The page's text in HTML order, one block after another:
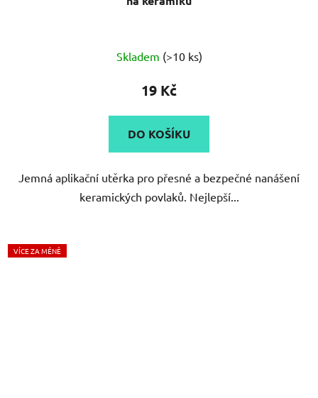
hodnocení
je
5,0
z
5
hvězdiček.
Skladem (>10 ks)
19 Kč
DO KOŠÍKU
Jemná aplikační utěrka pro přesné a bezpečné nanášení
keramických povlaků. Nejlepší...
VÍCE ZA MÉNĚ